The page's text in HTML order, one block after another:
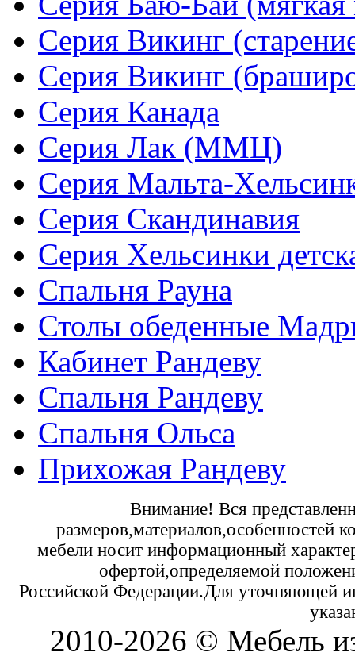
Серия Викинг
Серия Викинг
Серия Канада
Серия Лак (ММЦ)
Серия Мальта-
Серия Скандинавия
Серия Хельсинки
Спальня Рауна
Столы обеденные
Кабинет Рандеву
Спальня Рандеву
Спальня Ольса
Прихожая Рандеву
Внимание! Вся
размеров,материалов,особенностей
мебели носит информационный
офертой,определяемой
Российской Федерации.Для уточняющей
2010-2026 © Мебель